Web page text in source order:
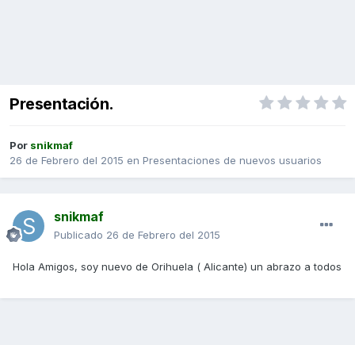
Presentación.
Por snikmaf
26 de Febrero del 2015 en Presentaciones de nuevos usuarios
snikmaf
Publicado 26 de Febrero del 2015
Hola Amigos, soy nuevo de Orihuela ( Alicante) un abrazo a todos